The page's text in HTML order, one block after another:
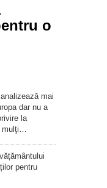
o
mai
dar nu a
la